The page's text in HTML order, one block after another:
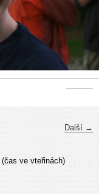
Další →
(čas ve vteřinách)